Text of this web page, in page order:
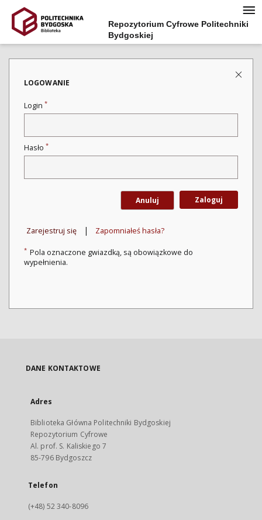
Repozytorium Cyfrowe Politechniki
Bydgoskiej
LOGOWANIE
Login *
Hasło *
Anuluj Zaloguj
Zarejestruj się | Zapomniałeś hasła?
* Pola oznaczone gwiazdką, są obowiązkowe do
wypełnienia.
DANE KONTAKTOWE
Adres
Biblioteka Główna Politechniki Bydgoskiej
Repozytorium Cyfrowe
Al. prof. S. Kaliskiego 7
85-796 Bydgoszcz
Telefon
(+48) 52 340-8096